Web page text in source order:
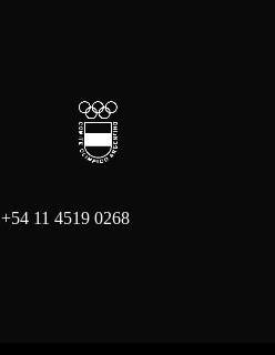
+54 11 4519 0268